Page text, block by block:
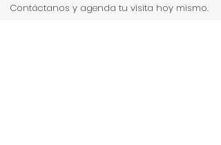
Contáctanos y agenda tu visita hoy mismo.